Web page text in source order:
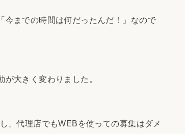
での時間は何だったんだ！」なので
大きく変わりました。
、代理店でもWEBを使っての募集はダメ